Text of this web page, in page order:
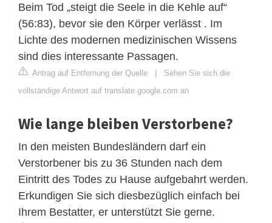
Beim Tod „steigt die Seele in die Kehle auf“
(56:83), bevor sie den Körper verlässt . Im
Lichte des modernen medizinischen Wissens
sind dies interessante Passagen.
Antrag auf Entfernung der Quelle | Sehen Sie sich die
vollständige Antwort auf translate.google.com an
Wie lange bleiben Verstorbene?
In den meisten Bundesländern darf ein
Verstorbener bis zu 36 Stunden nach dem
Eintritt des Todes zu Hause aufgebahrt werden.
Erkundigen Sie sich diesbezüglich einfach bei
Ihrem Bestatter, er unterstützt Sie gerne.